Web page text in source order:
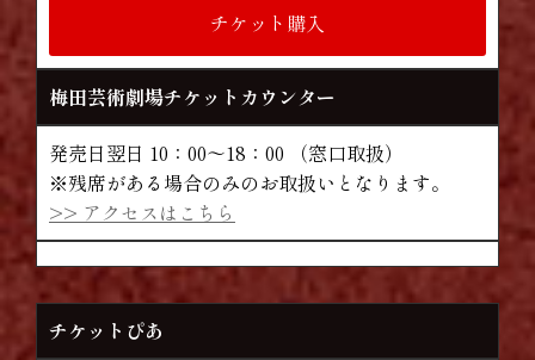
チケット購入
梅田芸術劇場チケットカウンター
発売日翌日 10：00～18：00 （窓口取扱）
※残席がある場合のみのお取扱いとなります。
>> アクセスはこちら
チケットぴあ